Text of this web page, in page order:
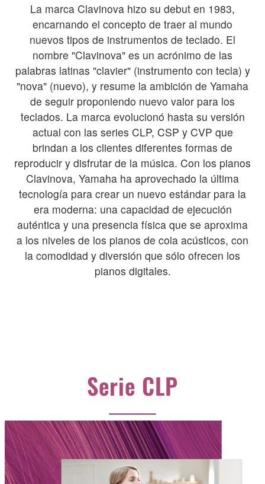
La marca Clavinova hizo su debut en 1983,
encarnando el concepto de traer al mundo
nuevos tipos de instrumentos de teclado. El
nombre "Clavinova" es un acrónimo de las
palabras latinas "clavier" (instrumento con tecla) y
"nova" (nuevo), y resume la ambición de Yamaha
de seguir proponiendo nuevo valor para los
teclados. La marca evolucionó hasta su versión
actual con las series CLP, CSP y CVP que
brindan a los clientes diferentes formas de
reproducir y disfrutar de la música. Con los pianos
Clavinova, Yamaha ha aprovechado la última
tecnología para crear un nuevo estándar para la
era moderna: una capacidad de ejecución
auténtica y una presencia física que se aproxima
a los niveles de los pianos de cola acústicos, con
la comodidad y diversión que sólo ofrecen los
pianos digitales.
Serie CLP